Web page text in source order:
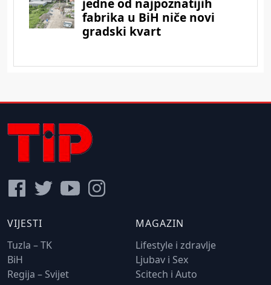
VIJESTI
Tuzla – TK
BiH
Regija – Svijet
MAGAZIN
Lifestyle i zdravlje
Ljubav i Sex
Scitech i Auto